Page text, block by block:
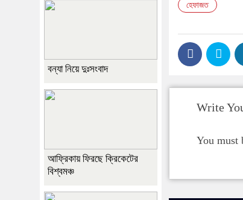
হেফাজত
Write
You must
বন্যা নিয়ে দুঃসংবাদ
আফ্রিকায় ফিরছে ক্রিকেটের
বিশ্বমঞ্চ